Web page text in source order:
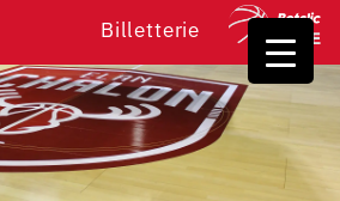
Billetterie